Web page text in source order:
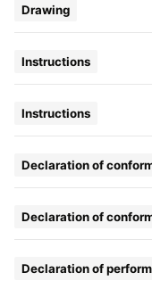
Drawing
Instructions
Instructions
Declaration of
Declaration of
Declaration of